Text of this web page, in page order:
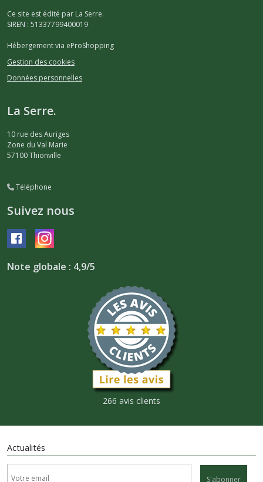
Ce site est édité par La Serre.
SIREN : 51337799400019
Hébergement via eProShopping
Gestion des cookies
Données personnelles
La Serre.
10 rue des Auriges
Zone du Val Marie
57100Thionville
Téléphone
Suivez nous
Note globale : 4,9/5
266 avis clients
Actualités
S'abonner